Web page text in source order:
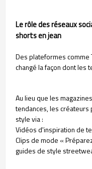
Le rôle des réseaux
shorts en jean
Des plateformes comme
changé la façon dont les
Au lieu que les
tendances, les
style via :
Vidéos d'inspiration de
Clips de mode «
guides de style